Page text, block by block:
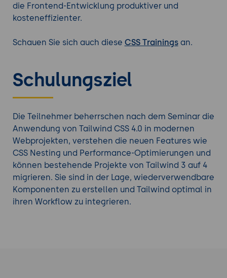
die Frontend-Entwicklung produktiver und
kosteneffizienter.
Schauen Sie sich auch diese CSS Trainingsan.
Schulungsziel
Die Teilnehmer beherrschen nach dem Seminar die
Anwendung von Tailwind CSS 4.0 in modernen
Webprojekten, verstehen die neuen Features wie
CSS Nesting und Performance-Optimierungen und
können bestehende Projekte von Tailwind 3 auf 4
migrieren. Sie sind in der Lage, wiederverwendbare
Komponenten zu erstellen und Tailwind optimal in
ihren Workflow zu integrieren.